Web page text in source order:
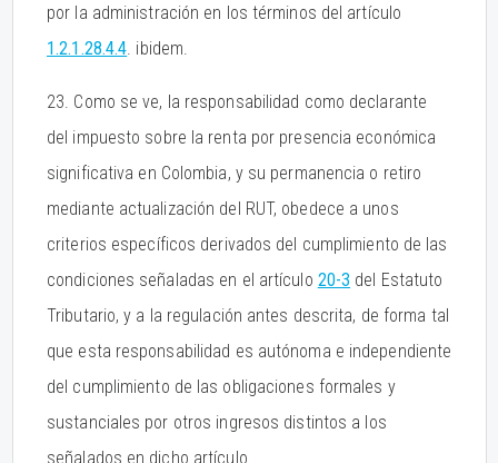
por la administración en los términos del artículo
1.2.1.28.4.4. ibidem.
23. Como se ve, la responsabilidad como declarante
del impuesto sobre la renta por presencia económica
significativa en Colombia, y su permanencia o retiro
mediante actualización del RUT, obedece a unos
criterios específicos derivados del cumplimiento de las
condiciones señaladas en el artículo 20-3 del Estatuto
Tributario, y a la regulación antes descrita, de forma tal
que esta responsabilidad es autónoma e independiente
del cumplimiento de las obligaciones formales y
sustanciales por otros ingresos distintos a los
señalados en dicho artículo.